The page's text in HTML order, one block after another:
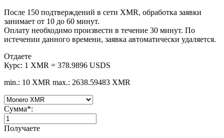
После 150 подтверждений в сети XMR, обработка заявки
занимает от 10 до 60 минут.
Оплату необходимо произвести в течение 30 минут. По
истечении данного времени, заявка автоматически удаляется.
Отдаете
Курс: 1 XMR = 378.9896 USDS
min.: 10 XMR max.: 2638.59483 XMR
Сумма*:
Получаете